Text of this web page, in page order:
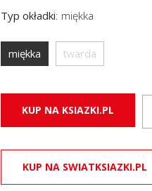
Typ okładki: miękka
miękka twarda
KUP NA KSIAZKI.PL
KUP NA SWIATKSIAZKI.PL